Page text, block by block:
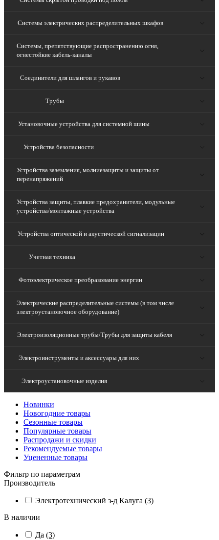
Системы электрических распределительных шкафов
Системы, препятствующие распространению огня,
огнестойкие кабель-каналы
Соединители для шлангов и рукавов
Трубы
Установочные устройства для системной шины
Устройства безопасности
Устройства заземления, молниезащиты и защиты от
перенапряжений
Устройства защиты, плавкие предохранители, модульные
устройства/монтажные устройства
Устройства оптической и акустической сигнализации
Учетная техника
Фотоэлектрическое преобразование энергии
Электрические распределительные системы (в том числе
электроустановочное оборудование)
Электроизоляционные трубы/Трубы для защиты кабеля
Электроинструменты и аксессуары для них
Электроустановочные изделия
Новинки
Новогодние товары
Сезонные товары
Популярные товары
Распродажи и скидки
Рекомендуемые товары
Уцененные товары
Фильтр по параметрам
Производитель
Электротехнический з-д Калуга (3)
В наличии
Да (3)